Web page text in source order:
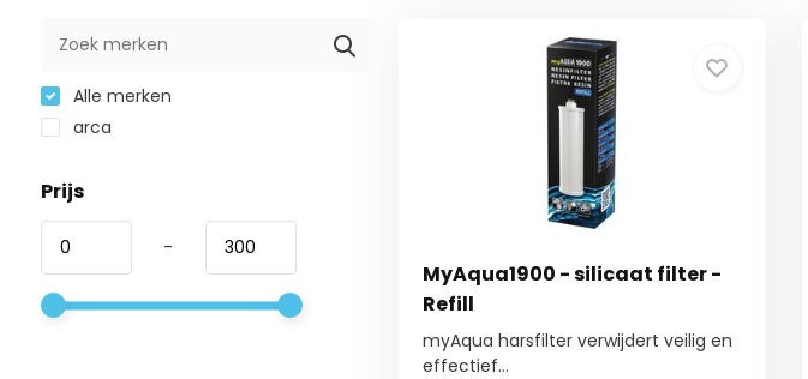
Alle merken
arca
Prijs
-
MyAqua1900 - silicaat filter -
Refill
myAqua harsfilter verwijdert veilig en
effectief...